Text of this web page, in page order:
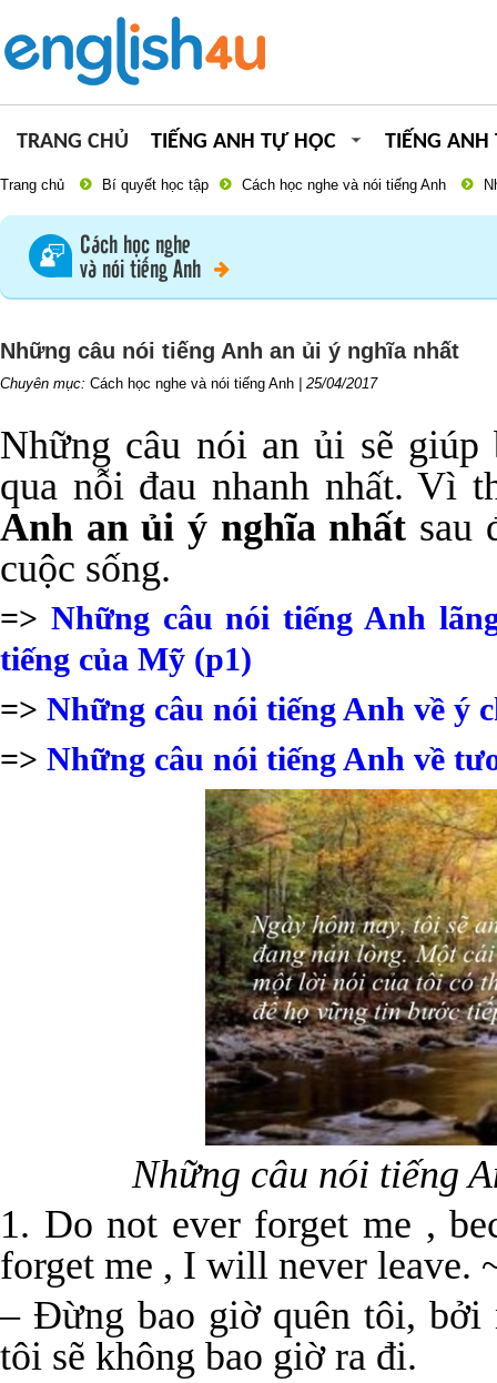
TRANG CHỦ TIẾNG ANH TỰ HỌC TIẾNG ANH
Trang chủ Bí quyết học tập Cách học nghe và nói tiếng Anh
Cách học nghe
và nói tiếng Anh
Những câu nói tiếng Anh an ủi ý nghĩa nhất
Chuyên mục: Cách học nghe và nói tiếng Anh 25/04/2017
Những câu nói an ủi sẽ
qua nỗi đau nhanh nhất. Vì
Anh an ủi ý nghĩa nhất sau
cuộc sống.
=> Những câu nói tiếng Anh
tiếng của Mỹ (p1)
=> Những câu nói tiếng Anh về ý
=> Những câu nói tiếng Anh về
Những câu nói tiếng
1. Do not ever forget me ,
forget me , I will never leave.
– Đừng bao giờ quên tôi, bởi
tôi sẽ không bao giờ ra đi.